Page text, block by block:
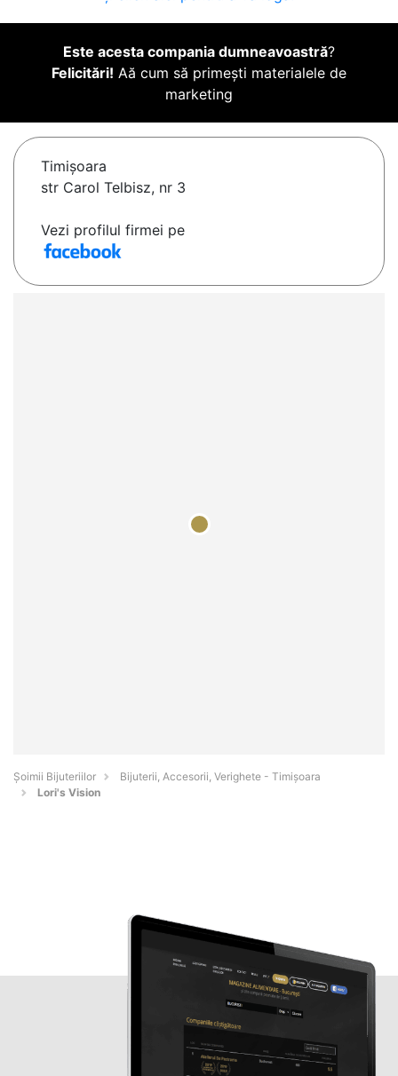
Este acesta compania dumneavoastră?
Felicitări! Aă cum să primești materialele de
marketing
Timişoara
str Carol Telbisz, nr 3
Vezi profilul firmei pe
Şoimii Bijuteriilor
Bijuterii, Accesorii, Verighete - Timişoara
Lori's Vision